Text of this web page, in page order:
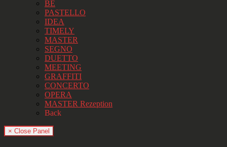
BE
PASTELLO
IDEA
TIMELY
MASTER
SEGNO
DUETTO
MEETING
GRAFFITI
CONCERTO
OPERA
MASTER Rezeption
Back
× Close Panel